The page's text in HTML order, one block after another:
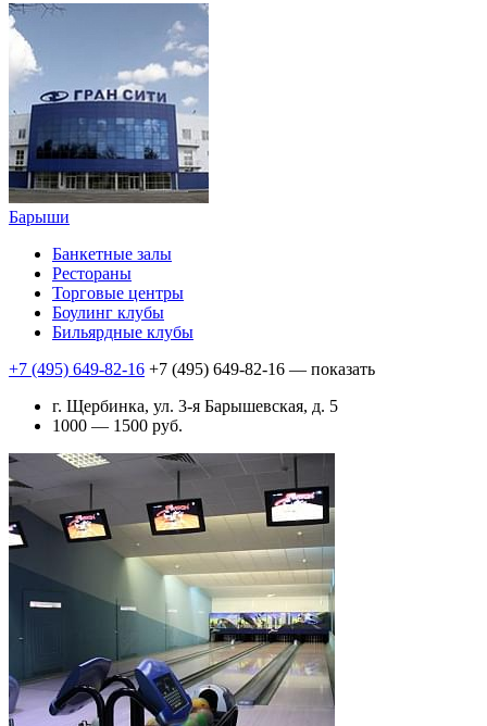
Барыши
Банкетные залы
Рестораны
Торговые центры
Боулинг клубы
Бильярдные клубы
+7 (495) 649-82-16 +7 (495) 649-82-16 — показать
г. Щербинка, ул. 3-я Барышевская, д. 5
1000 — 1500 руб.